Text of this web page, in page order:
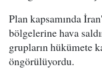
Plan kapsamında
bölgelerine hava
grupların hükümete
öngörülüyordu.